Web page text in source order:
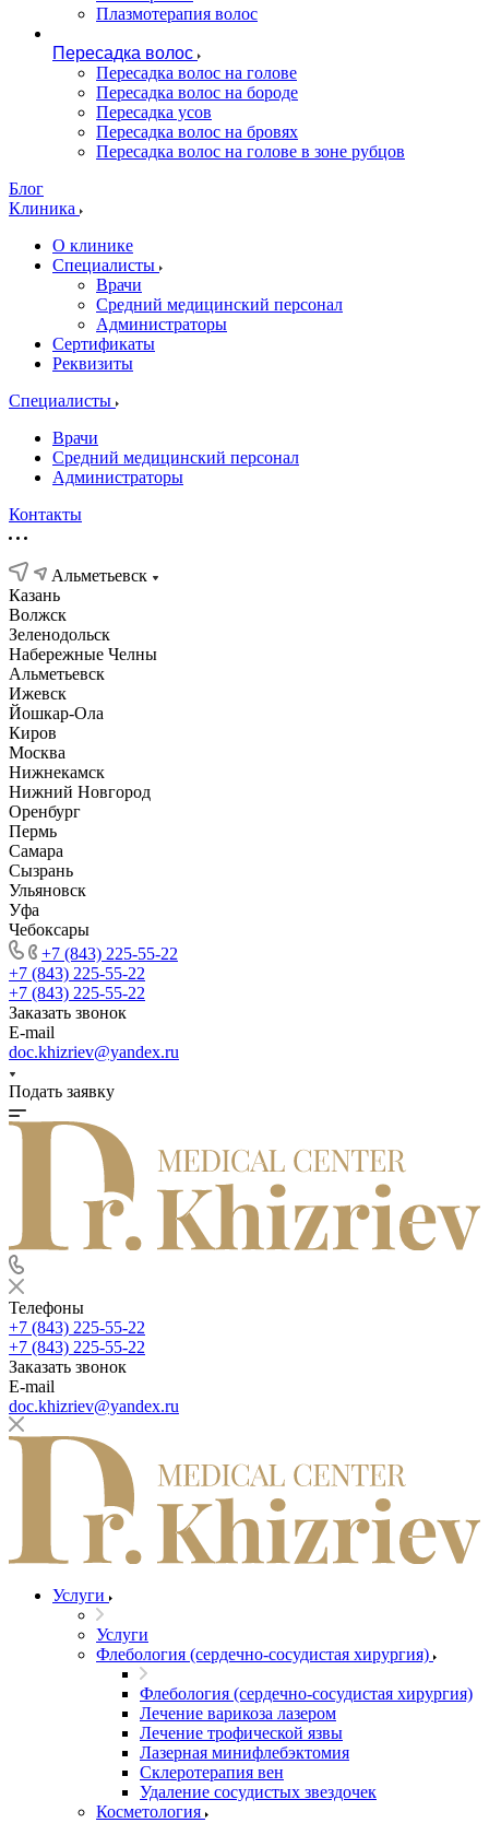
Плазмотерапия волос
Пересадка волос
Пересадка волос на голове
Пересадка волос на бороде
Пересадка усов
Пересадка волос на бровях
Пересадка волос на голове в зоне рубцов
Блог
Клиника
О клинике
Специалисты
Врачи
Средний медицинский персонал
Администраторы
Сертификаты
Реквизиты
Специалисты
Врачи
Средний медицинский персонал
Администраторы
Контакты
Альметьевск
Казань
Волжск
Зеленодольск
Набережные Челны
Альметьевск
Ижевск
Йошкар-Ола
Киров
Москва
Нижнекамск
Нижний Новгород
Оренбург
Пермь
Самара
Сызрань
Ульяновск
Уфа
Чебоксары
+7 (843) 225-55-22
+7 (843) 225-55-22
+7 (843) 225-55-22
Заказать звонок
E-mail
doc.khizriev@yandex.ru
Подать заявку
Телефоны
+7 (843) 225-55-22
+7 (843) 225-55-22
Заказать звонок
E-mail
doc.khizriev@yandex.ru
Услуги
Услуги
Флебология (сердечно-сосудистая хирургия)
Флебология (сердечно-сосудистая хирургия)
Лечение варикоза лазером
Лечение трофической язвы
Лазерная минифлебэктомия
Cклеротерапия вен
Удаление сосудистых звездочек
Косметология